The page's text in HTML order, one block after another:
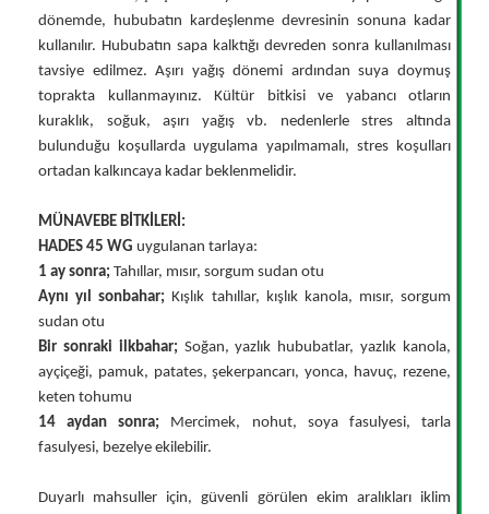
dönemde, hububatın kardeşlenme devresinin sonuna kadar
kullanılır. Hububatın sapa kalktığı devreden sonra kullanılması
tavsiye edilmez. Aşırı yağış dönemi ardından suya doymuş
toprakta kullanmayınız. Kültür bitkisi ve yabancı otların
kuraklık, soğuk, aşırı yağış vb. nedenlerle stres altında
bulunduğu koşullarda uygulama yapılmamalı, stres koşulları
ortadan kalkıncaya kadar beklenmelidir.
MÜNAVEBE BİTKİLERİ:
HADES 45 WG uygulanan tarlaya:
1 ay sonra; Tahıllar, mısır, sorgum sudan otu
Aynı yıl sonbahar; Kışlık tahıllar, kışlık kanola, mısır, sorgum
sudan otu
Bir sonraki ilkbahar;Soğan, yazlık hububatlar, yazlık kanola,
ayçiçeği, pamuk, patates, şekerpancarı, yonca, havuç, rezene,
keten tohumu
14 aydan sonra; Mercimek, nohut, soya fasulyesi, tarla
fasulyesi, bezelye ekilebilir.
Duyarlı mahsuller için, güvenli görülen ekim aralıkları iklim